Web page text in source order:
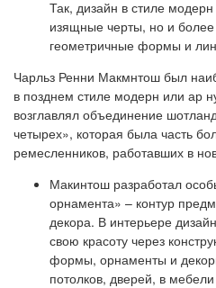
Так, дизайн в стиле
изящные черты, но и
геометричные формы и
Чарльз Ренни Макмнтош был
в позднем стиле модерн или ар
возглавлял объединение
четырех», которая была часть
ремесленников, работавших в
Макинтош разработал
орнамента» – контур
декора. В интерьере
свою красоту через
формы, орнаменты и
потолков, дверей, в